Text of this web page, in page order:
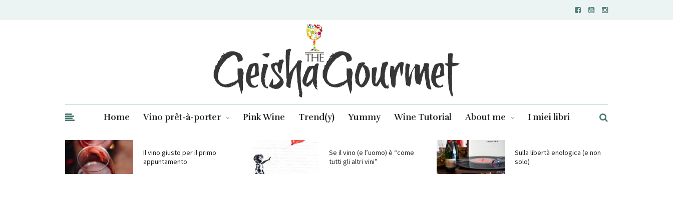
Home Vino prêt-à-porter Pink Wine Trend(y) Yummy Wine Tutorial About me I miei libri
Il vino giusto per il primo
appuntamento
Se il vino (e l’uomo) è “come
tutti gli altri vini”
Sulla libertà enologica (e non
solo)